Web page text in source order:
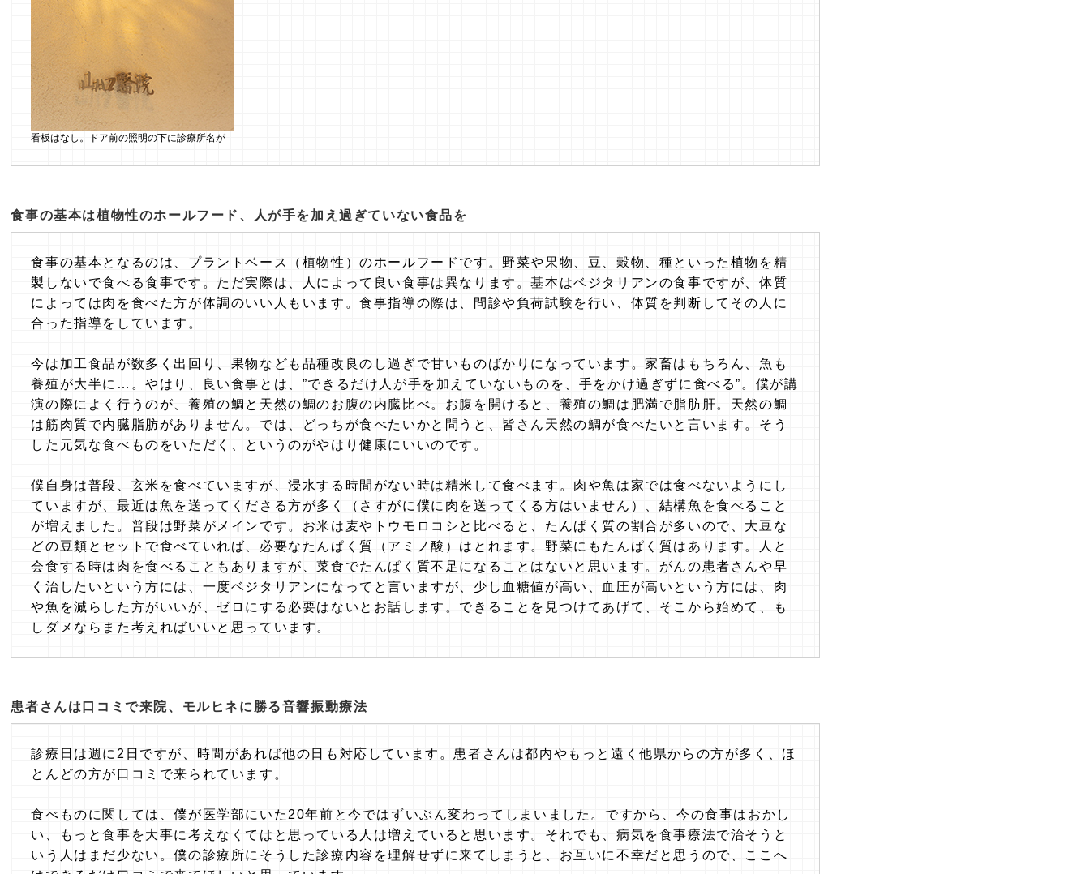
看板はなし。ドア前の照明の下に診療所名が
食事の基本は植物性のホールフード、人が手を加え過ぎていない食品を
食事の基本となるのは、プラントベース（植物性）のホールフードです。野菜や果物、豆、穀物、種といった植物を精
製しないで食べる食事です。ただ実際は、人によって良い食事は異なります。基本はベジタリアンの食事ですが、体質
によっては肉を食べた方が体調のいい人もいます。食事指導の際は、問診や負荷試験を行い、体質を判断してその人に
合った指導をしています。
今は加工食品が数多く出回り、果物なども品種改良のし過ぎで甘いものばかりになっています。家畜はもちろん、魚も
養殖が大半に…。やはり、良い食事とは、”できるだけ人が手を加えていないものを、手をかけ過ぎずに食べる”。僕が講
演の際によく行うのが、養殖の鯛と天然の鯛のお腹の内臓比べ。お腹を開けると、養殖の鯛は肥満で脂肪肝。天然の鯛
は筋肉質で内臓脂肪がありません。では、どっちが食べたいかと問うと、皆さん天然の鯛が食べたいと言います。そう
した元気な食べものをいただく、というのがやはり健康にいいのです。
僕自身は普段、玄米を食べていますが、浸水する時間がない時は精米して食べます。肉や魚は家では食べないようにし
ていますが、最近は魚を送ってくださる方が多く（さすがに僕に肉を送ってくる方はいません）、結構魚を食べること
が増えました。普段は野菜がメインです。お米は麦やトウモロコシと比べると、たんぱく質の割合が多いので、大豆な
どの豆類とセットで食べていれば、必要なたんぱく質（アミノ酸）はとれます。野菜にもたんぱく質はあります。人と
会食する時は肉を食べることもありますが、菜食でたんぱく質不足になることはないと思います。がんの患者さんや早
く治したいという方には、一度ベジタリアンになってと言いますが、少し血糖値が高い、血圧が高いという方には、肉
や魚を減らした方がいいが、ゼロにする必要はないとお話します。できることを見つけてあげて、そこから始めて、も
しダメならまた考えればいいと思っています。
患者さんは口コミで来院、モルヒネに勝る音響振動療法
診療日は週に2日ですが、時間があれば他の日も対応しています。患者さんは都内やもっと遠く他県からの方が多く、ほ
とんどの方が口コミで来られています。
食べものに関しては、僕が医学部にいた20年前と今ではずいぶん変わってしまいました。ですから、今の食事はおかし
い、もっと食事を大事に考えなくてはと思っている人は増えていると思います。それでも、病気を食事療法で治そうと
いう人はまだ少ない。僕の診療所にそうした診療内容を理解せずに来てしまうと、お互いに不幸だと思うので、ここへ